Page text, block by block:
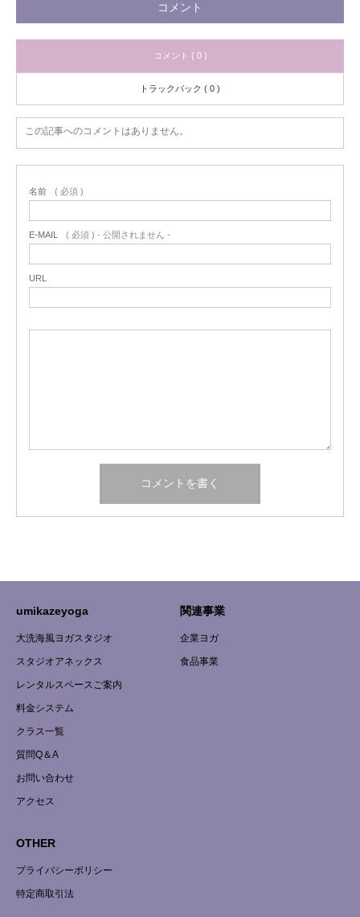
コメント
コメント ( 0 )
トラックバック ( 0 )
この記事へのコメントはありません。
名前 ( 必須 )
E-MAIL ( 必須 ) - 公開されません -
URL
umikazeyoga
大洗海風ヨガスタジオ
スタジオアネックス
レンタルスペースご案内
料金システム
クラス一覧
質問Q＆A
お問い合わせ
アクセス
関連事業
企業ヨガ
食品事業
OTHER
プライバシーポリシー
特定商取引法